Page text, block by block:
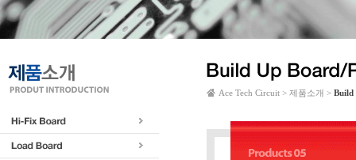
Ace Tech Circuit > 제품소개 > Build